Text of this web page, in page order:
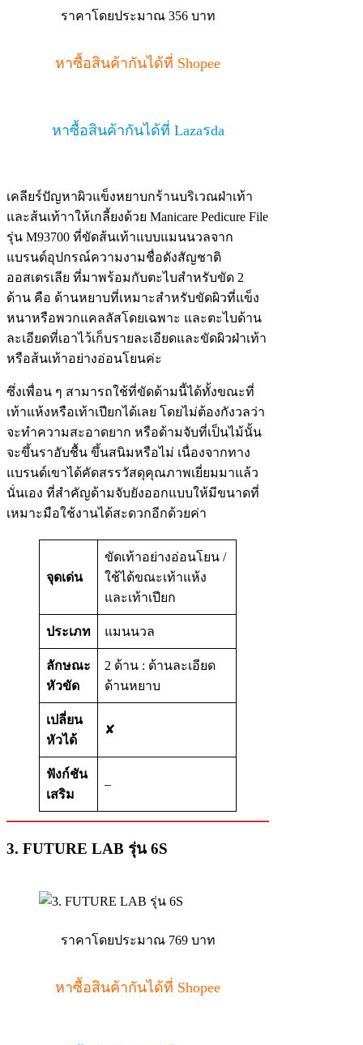
ราคาโดยประมาณ 356 บาท
หาซื้อสินค้ากันได้ที่ Shopee
หาซื้อสินค้ากันได้ที่ Lazaรda
เคลียร์ปัญหาผิวแข็งหยาบกร้านบริเวณฝ่าเท้า
และส้นเท้าาให้เกลี้ยงด้วย Manicare Pedicure File
รุ่น M93700 ที่ขัดส้นเท้าแบบแมนนวลจาก
แบรนด์อุปกรณ์ความงามชื่อดังสัญชาติ
ออสเตรเลีย ที่มาพร้อมกับตะไบสำหรับขัด 2
ด้าน คือ ด้านหยาบที่เหมาะสำหรับขัดผิวที่แข็ง
หนาหรือพวกแคลลัสโดยเฉพาะ และตะไบด้าน
ละเอียดที่เอาไว้เก็บรายละเอียดและขัดผิวฝ่าเท้า
หรือส้นเท้าอย่างอ่อนโยนค่ะ
ซึ่งเพื่อน ๆ สามารถใช้ที่ขัดด้ามนี้ได้ทั้งขณะที่
เท้าแห้งหรือเท้าเปียกได้เลย โดยไม่ต้องกังวลว่า
จะทำความสะอาดยาก หรือด้ามจับที่เป็นไม้นั้น
จะขึ้นราอับชื้น ขึ้นสนิมหรือไม่ เนื่องจากทาง
แบรนด์เขาได้คัดสรรวัสดุคุณภาพเยี่ยมมาแล้ว
นั่นเอง ที่สำคัญด้ามจับยังออกแบบให้มีขนาดที่
เหมาะมือใช้งานได้สะดวกอีกด้วยค่า
จุดเด่น
ขัดเท้าอย่างอ่อนโยน /
ใช้ได้ขณะเท้าแห้ง
และเท้าเปียก
ประเภท แมนนวล
ลักษณะ
หัวขัด
2 ด้าน : ด้านละเอียด
ด้านหยาบ
เปลี่ยน
หัวได้
✘
ฟังก์ชัน
เสริม
–
3. FUTURE LAB รุ่น 6S
ราคาโดยประมาณ 769 บาท
หาซื้อสินค้ากันได้ที่ Shopee